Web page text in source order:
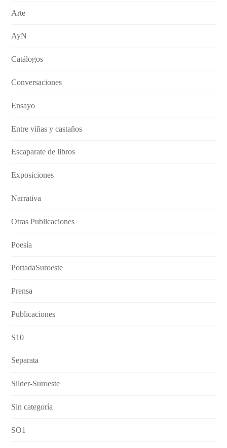
Arte
AyN
Catálogos
Conversaciones
Ensayo
Entre viñas y castaños
Escaparate de libros
Exposiciones
Narrativa
Otras Publicaciones
Poesía
PortadaSuroeste
Prensa
Publicaciones
S10
Separata
Silder-Suroeste
Sin categoría
SO1